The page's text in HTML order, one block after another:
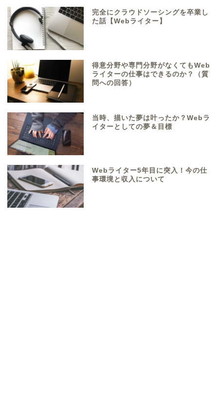
完全にクラウドソーシングを卒業し
た話【Webライター】
得意分野や専門分野がなくてもWeb
ライターの仕事はできるのか？（質
問への回答）
当時、描いた夢は叶ったか？Webラ
イターとしての夢＆目標
Webライター5年目に突入！今の仕
事環境と収入について